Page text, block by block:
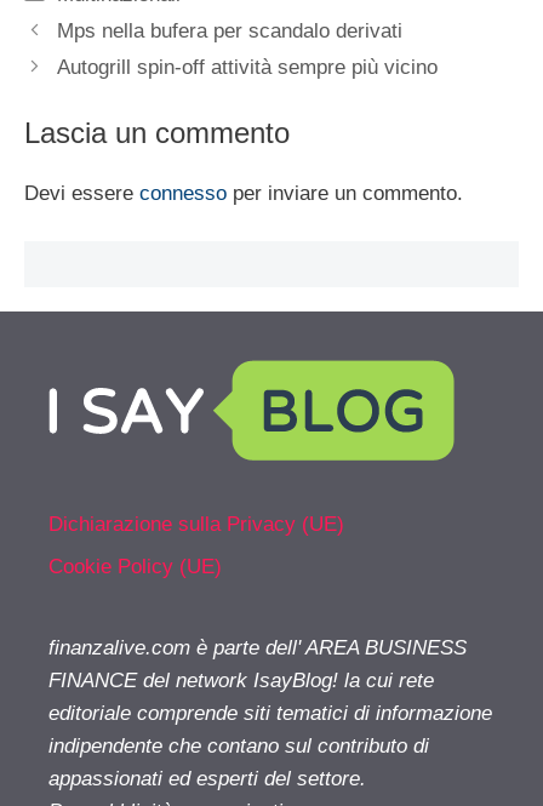
Mps nella bufera per scandalo derivati
Autogrill spin-off attività sempre più vicino
Lascia un commento
Devi essere connesso per inviare un commento.
Dichiarazione sulla Privacy (UE)
Cookie Policy (UE)
finanzalive.com è parte dell' AREA BUSINESS
FINANCE del network IsayBlog! la cui rete
editoriale comprende siti tematici di informazione
indipendente che contano sul contributo di
appassionati ed esperti del settore.